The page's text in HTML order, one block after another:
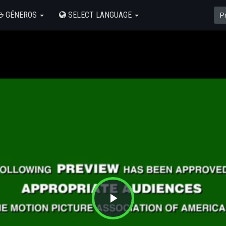
GÉNEROS SELECT LANGUAGE
Play